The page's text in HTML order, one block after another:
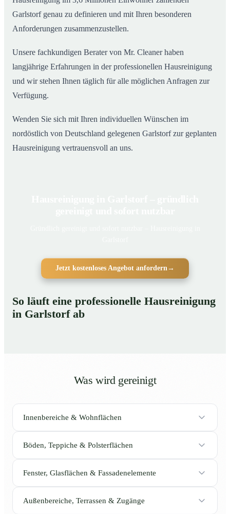
Garlstorf genau zu definieren und mit Ihren besonderen
Anforderungen zusammenzustellen.
Unsere fachkundigen Berater von Mr. Cleaner haben
langjährige Erfahrungen in der professionellen Hausreinigung
und wir stehen Ihnen täglich für alle möglichen Anfragen zur
Verfügung.
Wenden Sie sich mit Ihren individuellen Wünschen im
nordöstlich von Deutschland gelegenen Garlstorf zur geplanten
Hausreinigung vertrauensvoll an uns.
Jetzt kostenloses Angebot anfordern→
So läuft eine professionelle Hausreinigung
in Garlstorf ab
Was wird gereinigt
Innenbereiche & Wohnflächen
Böden, Teppiche & Polsterflächen
Fenster, Glasflächen & Fassadenelemente
Außenbereiche, Terrassen & Zugänge